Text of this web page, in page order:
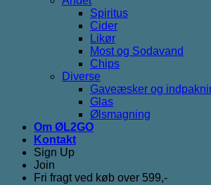
Spiritus
Cider
Likør
Most og Sodavand
Chips
Diverse
Gaveæsker og
Glas
Ølsmagning
Om ØL2GO
Kontakt
Sign Up
Join
Fri fragt ved køb over 599,-